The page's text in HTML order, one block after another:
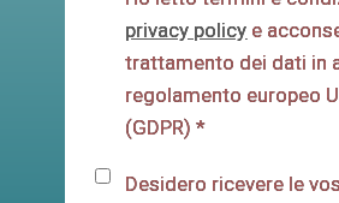
privacy policy e
trattamento dei dati in
regolamento europeo
(GDPR) *
Desidero ricevere le